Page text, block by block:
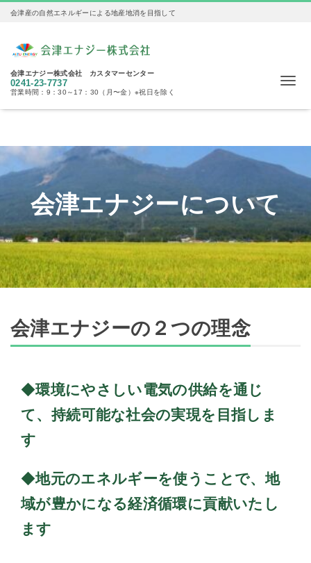
会津産の自然エネルギーによる地産地消を目指して
会津エナジー株式会社 カスタマーセンター
0241-23-7737
営業時間：9：30～17：30（月〜金）※祝日を除く
会津エナジーについて
会津エナジーの２つの理念
◆環境にやさしい電気の供給を通じ
て、持続可能な社会の実現を目指しま
す
◆地元のエネルギーを使うことで、地
域が豊かになる経済循環に貢献いたし
ます